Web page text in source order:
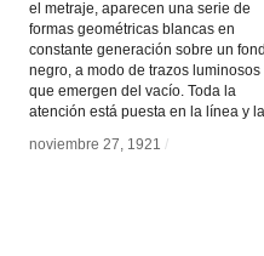
el metraje, aparecen una serie de
formas geométricas blancas en
constante generación sobre un
negro, a modo de trazos luminosos
que emergen del vacío. Toda la
atención está puesta en la línea y
noviembre 27, 1921 /
noviembre 27, 1921 /